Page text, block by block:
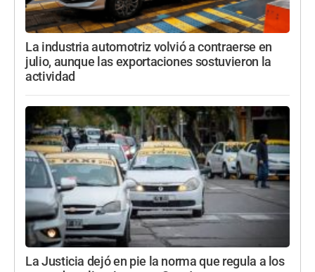
La industria automotriz volvió a contraerse en
julio, aunque las exportaciones sostuvieron la
actividad
La Justicia dejó en pie la norma que regula a los